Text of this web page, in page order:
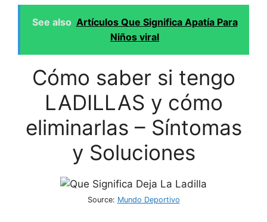
See also Artículos Que Significa Apatía Para
Niños viral
Cómo saber si tengo
LADILLAS y cómo
eliminarlas – Síntomas
y Soluciones
Source: Mundo Deportivo